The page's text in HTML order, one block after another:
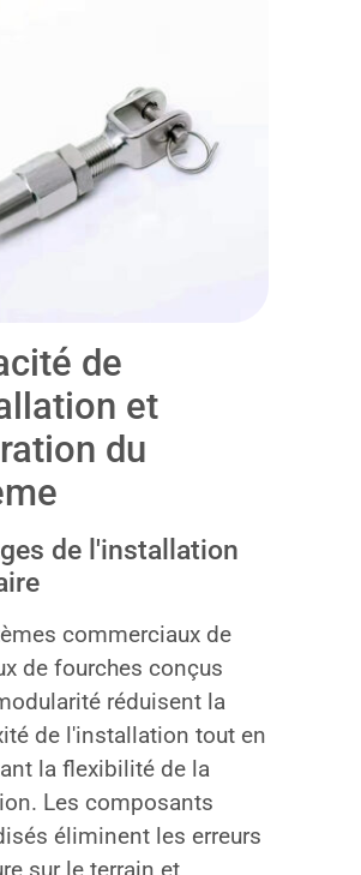
de
et
du
de l'installation
commerciaux de
de fourches conçus
réduisent la
de l'installation tout en
la flexibilité de la
Les composants
éliminent les erreurs
sur le terrain et